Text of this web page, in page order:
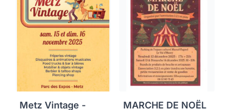
Metz Vintage -
MARCHE DE NOËL